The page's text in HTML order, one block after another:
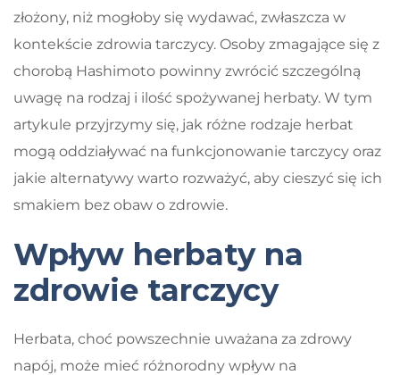
złożony, niż mogłoby się wydawać, zwłaszcza w
kontekście zdrowia tarczycy. Osoby zmagające się z
chorobą Hashimoto powinny zwrócić szczególną
uwagę na rodzaj i ilość spożywanej herbaty. W tym
artykule przyjrzymy się, jak różne rodzaje herbat
mogą oddziaływać na funkcjonowanie tarczycy oraz
jakie alternatywy warto rozważyć, aby cieszyć się ich
smakiem bez obaw o zdrowie.
Wpływ herbaty na
zdrowie tarczycy
Herbata, choć powszechnie uważana za zdrowy
napój, może mieć różnorodny wpływ na